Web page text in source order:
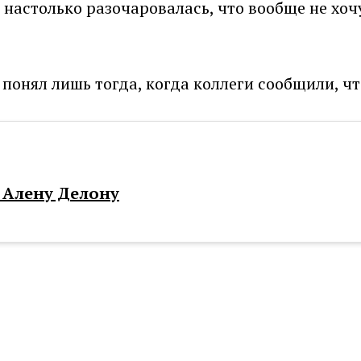
разочаровалась, что вообще не
лишь тогда, когда коллеги сообщили,
Алену Делону